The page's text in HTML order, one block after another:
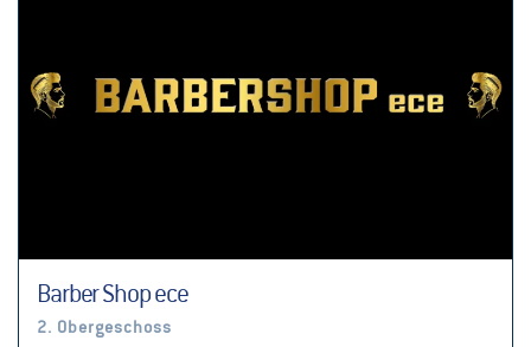
Barber Shop ece
2. Obergeschoss